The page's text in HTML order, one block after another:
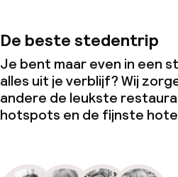
De beste stedentrip
Je bent maar even in een
alles uit je verblijf? Wij
andere de leukste
hotspots en de fijnste